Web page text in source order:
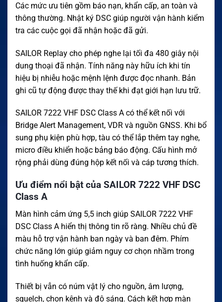
Các mức ưu tiên gồm báo nạn, khẩn cấp, an toàn và
thông thường. Nhật ký DSC giúp người vận hành kiểm
tra các cuộc gọi đã nhận hoặc đã gửi.
SAILOR Replay cho phép nghe lại tối đa 480 giây nội
dung thoại đã nhận. Tính năng này hữu ích khi tín
hiệu bị nhiễu hoặc mệnh lệnh được đọc nhanh. Bản
ghi cũ tự động được thay thế khi đạt giới hạn lưu trữ.
SAILOR 7222 VHF DSC Class A có thể kết nối với
Bridge Alert Management, VDR và nguồn GNSS. Khi bổ
sung phụ kiện phù hợp, tàu có thể lắp thêm tay nghe,
micro điều khiển hoặc bảng báo động. Cấu hình mở
rộng phải dùng đúng hộp kết nối và cáp tương thích.
Ưu điểm nổi bật của SAILOR 7222 VHF DSC
Class A
Màn hình cảm ứng 5,5 inch giúp SAILOR 7222 VHF
DSC Class A hiển thị thông tin rõ ràng. Nhiều chủ đề
màu hỗ trợ vận hành ban ngày và ban đêm. Phím
chức năng lớn giúp giảm nguy cơ chọn nhầm trong
tình huống khẩn cấp.
Thiết bị vẫn có núm vật lý cho nguồn, âm lượng,
squelch, chọn kênh và độ sáng. Cách kết hợp màn